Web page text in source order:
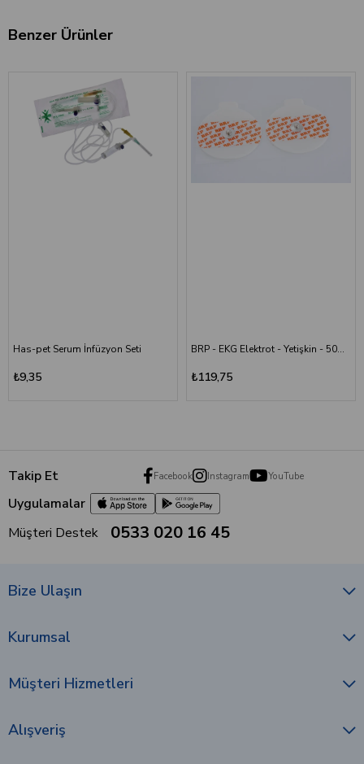
Benzer Ürünler
Has-pet Serum İnfüzyon Seti
₺9,35
BRP - EKG Elektrot - Yetişkin - 50&amp;#39;li
₺119,75
Takip Et Facebook Instagram YouTube
Uygulamalar
Müşteri Destek
0533 020 16 45
Bize Ulaşın
Kurumsal
Müşteri Hizmetleri
Alışveriş